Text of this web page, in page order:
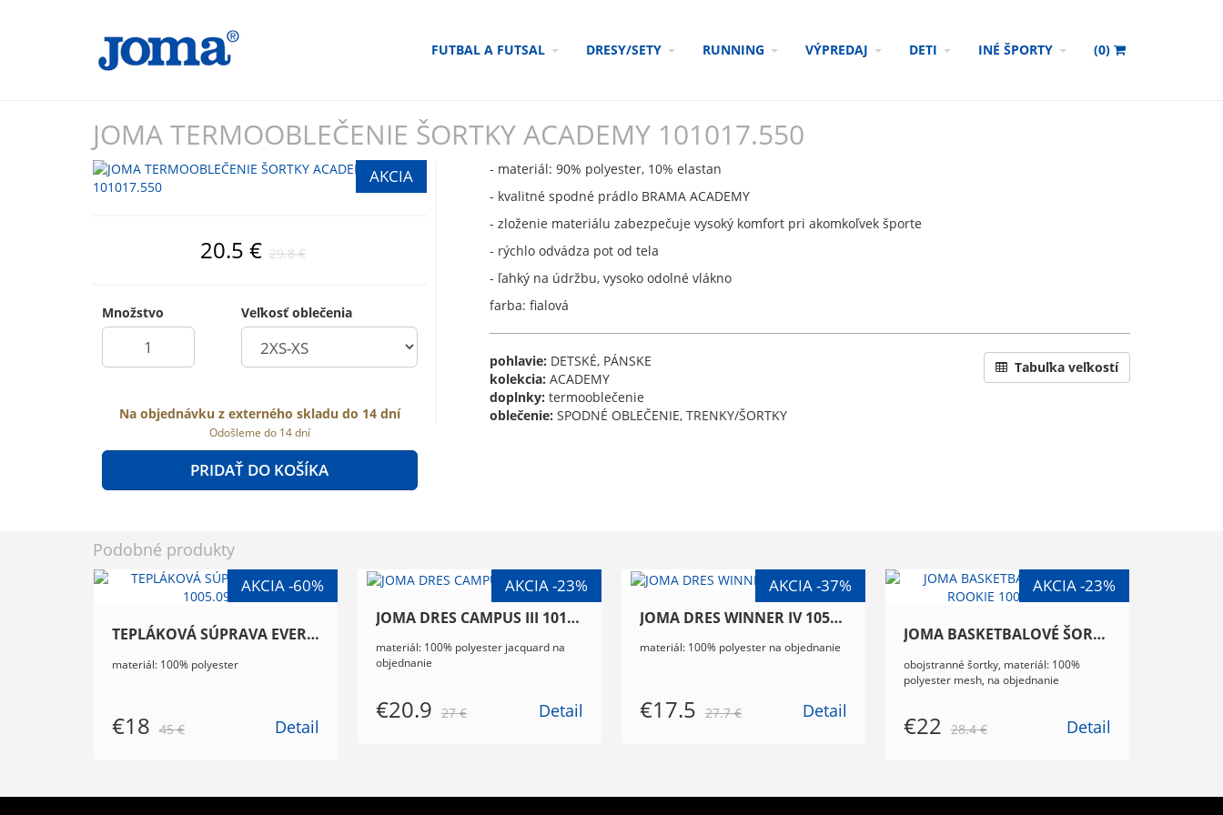
FUTBAL A FUTSAL DRESY/SETY RUNNING VÝPREDAJ DETI INÉ ŠPORTY (0)
JOMA TERMOOBLEČENIE ŠORTKY ACADEMY 101017.550
20.5 € 29.8 €
Množstvo Veľkosť oblečenia
Na objednávku z externého skladu do 14 dní
Odošleme do 14 dní
PRIDAŤ DO KOŠÍKA
- materiál: 90% polyester, 10% elastan
- kvalitné spodné prádlo BRAMA ACADEMY
- zloženie materiálu zabezpečuje vysoký komfort pri akomkoľvek športe
- rýchlo odvádza pot od tela
- ľahký na údržbu, vysoko odolné vlákno
farba: fialová
Tabuľka veľkostí
pohlavie: DETSKÉ, PÁNSKE
kolekcia: ACADEMY
doplnky: termooblečenie
oblečenie: SPODNÉ OBLEČENIE, TRENKY/ŠORTKY
Podobné produkty
TEPLÁKOVÁ SÚPRAVA EVEREST 1005.09.35
materiál: 100% polyester
€18 45 € Detail
JOMA DRES CAMPUS III 101587.250
materiál: 100% polyester jacquard na
objednanie
€20.9 27 € Detail
JOMA DRES WINNER IV 105002.253
materiál: 100% polyester na objednanie
€17.5 27.7 € Detail
JOMA BASKETBALOVÉ ŠORTKY ROOKIE 100529.600
obojstranné šortky, materiál: 100%
polyester mesh, na objednanie
€22 28.4 € Detail